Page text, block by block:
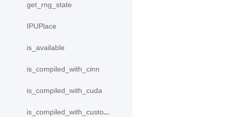
get_rng_state
IPUPlace
is_available
is_compiled_with_cinn
is_compiled_with_cuda
is_compiled_with_custom_device